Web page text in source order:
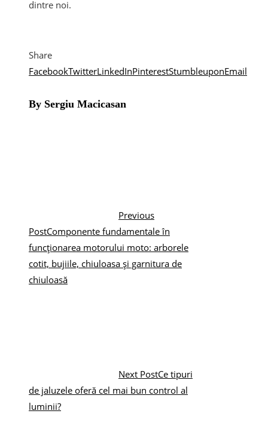
dintre noi.
Share
FacebookTwitterLinkedInPinterestStumbleuponEmail
By Sergiu Macicasan
Previous
PostComponente fundamentale în
funcționarea motorului moto: arborele
cotit, bujiile, chiuloasa și garnitura de
chiuloasă
Next PostCe tipuri
de jaluzele oferă cel mai bun control al
luminii?